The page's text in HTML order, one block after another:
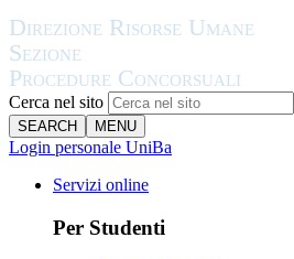
Cerca nel sito
SEARCH MENU
Login personale UniBa
Servizi online
Per Studenti